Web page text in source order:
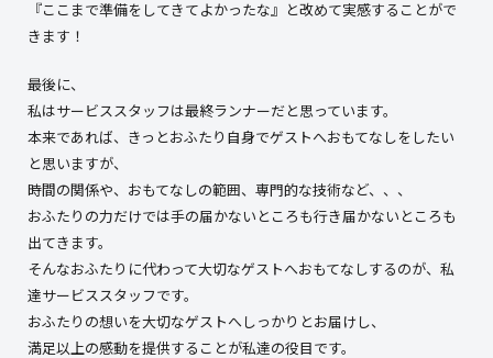
『ここまで準備をしてきてよかったな』と改めて実感することがで
きます！
最後に、
私はサービススタッフは最終ランナーだと思っています。
本来であれば、きっとおふたり自身でゲストへおもてなしをしたい
と思いますが、
時間の関係や、おもてなしの範囲、専門的な技術など、、、
おふたりの力だけでは手の届かないところも行き届かないところも
出てきます。
そんなおふたりに代わって大切なゲストへおもてなしするのが、私
達サービススタッフです。
おふたりの想いを大切なゲストへしっかりとお届けし、
満足以上の感動を提供することが私達の役目です。